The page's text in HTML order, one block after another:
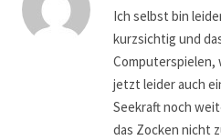
Ich selbst bin
kurzsichtig und
Computerspielen,
jetzt leider auch
Seekraft noch
das Zocken nicht